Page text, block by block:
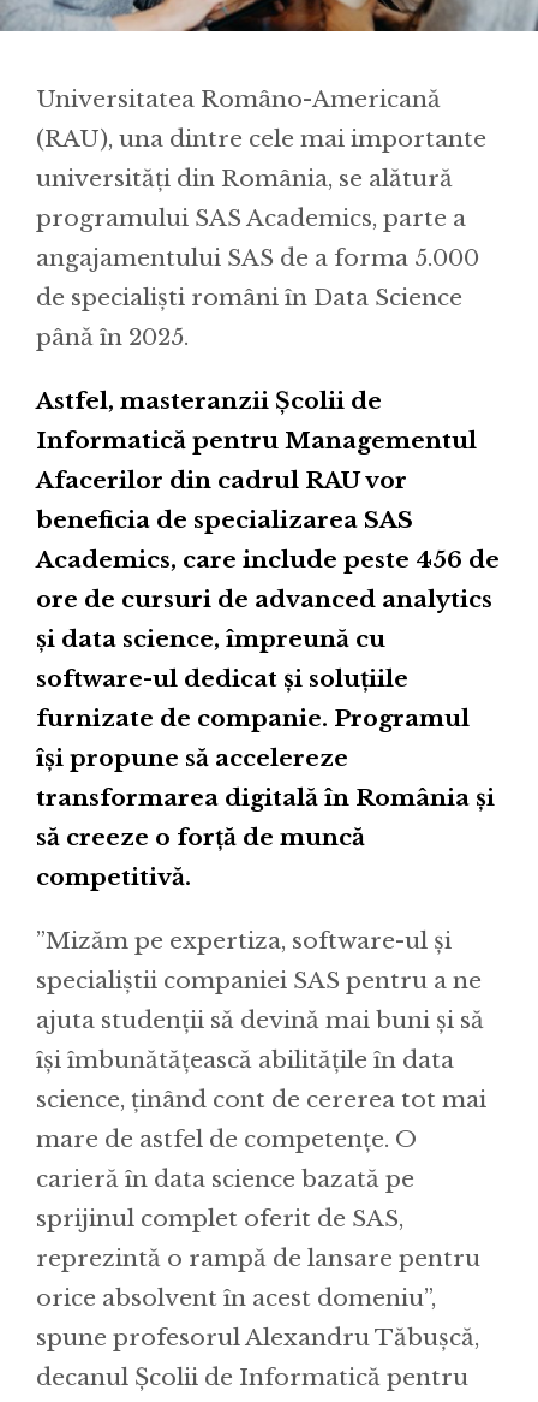
Universitatea Româno-Americană
(RAU), una dintre cele mai importante
universități din România, se alătură
programului SAS Academics, parte a
angajamentului SAS de a forma 5.000
de specialiști români în Data Science
până în 2025.
Astfel, masteranzii Școlii de
Informatică pentru Managementul
Afacerilor din cadrul RAU vor
beneficia de specializarea SAS
Academics, care include peste 456 de
ore de cursuri de advanced analytics
și data science, împreună cu
software-ul dedicat și soluțiile
furnizate de companie. Programul
își propune să accelereze
transformarea digitală în România și
să creeze o forță de muncă
competitivă.
”Mizăm pe expertiza, software-ul și
specialiștii companiei SAS pentru a ne
ajuta studenții să devină mai buni și să
își îmbunătățească abilitățile în data
science, ținând cont de cererea tot mai
mare de astfel de competențe. O
carieră în data science bazată pe
sprijinul complet oferit de SAS,
reprezintă o rampă de lansare pentru
orice absolvent în acest domeniu”,
spune profesorul Alexandru Tăbușcă,
decanul Școlii de Informatică pentru